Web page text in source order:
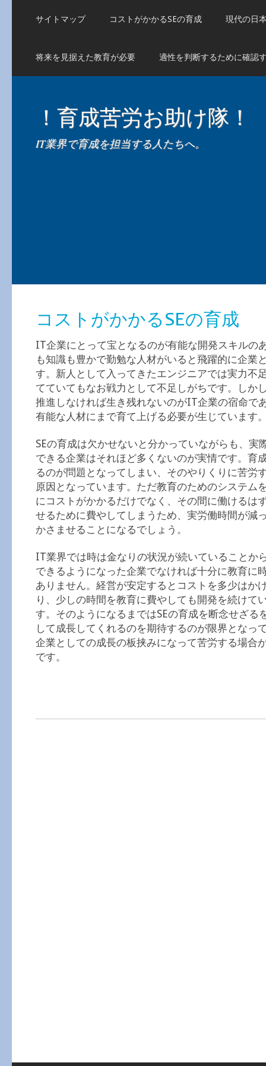
サイトマップ コストがかかるSEの育成 現代の日
将来を見据えた教育が必要 適性を判断するために確認
！育成苦労お助け隊！
IT業界で育成を担当する人たちへ。
コストがかかるSEの育成
IT企業にとって宝となるのが有能な開発スキルの
も知識も豊かで勤勉な人材がいると飛躍的に企業
す。新人として入ってきたエンジニアでは実力不
てていてもなお戦力として不足しがちです。しか
推進しなければ生き残れないのがIT企業の宿命で
有能な人材にまで育て上げる必要が生じています
SEの育成は欠かせないと分かっていながらも、実
できる企業はそれほど多くないのが実情です。育
るのが問題となってしまい、そのやりくりに苦労
原因となっています。ただ教育のためのシステム
にコストがかかるだけでなく、その間に働けるは
せるために費やしてしまうため、実労働時間が減
かさませることになるでしょう。
IT業界では時は金なりの状況が続いていることか
できるようになった企業でなければ十分に教育に
ありません。経営が安定するとコストを多少はか
り、少しの時間を教育に費やしても開発を続けて
す。そのようになるまではSEの育成を断念せざる
して成長してくれるのを期待するのが限界となっ
企業としての成長の板挟みになって苦労する場合
です。